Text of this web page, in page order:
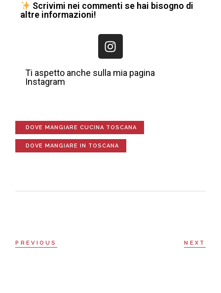
Scrivimi nei commenti se hai bisogno di
altre informazioni!
Ti aspetto anche sulla mia pagina
Instagram
DOVE MANGIARE CUCINA TOSCANA
DOVE MANGIARE IN TOSCANA
PREVIOUS NEXT